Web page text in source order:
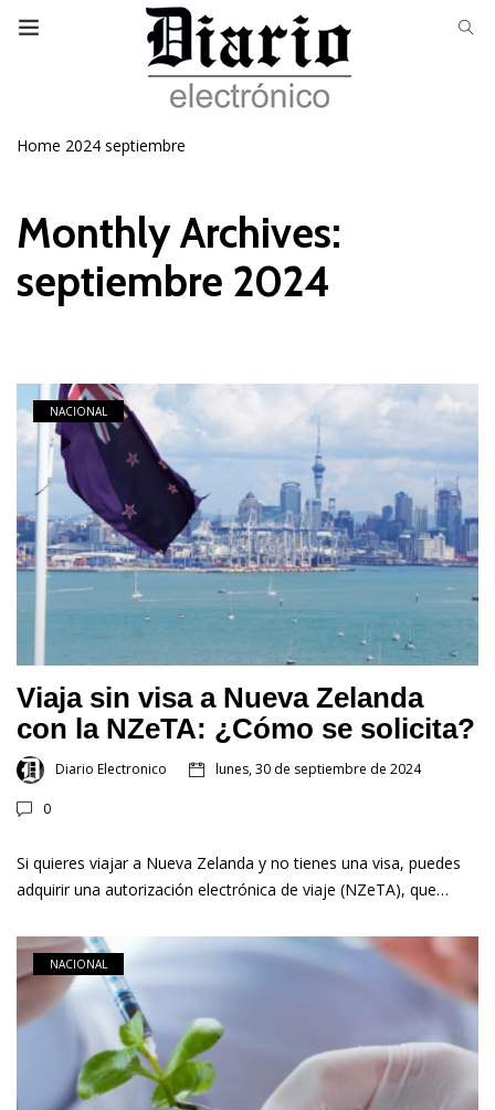
Home 2024 septiembre
Monthly Archives:
septiembre 2024
NACIONAL
Viaja sin visa a Nueva Zelanda
con la NZeTA: ¿Cómo se solicita?
Diario Electronico lunes, 30 de septiembre de 2024
0
Si quieres viajar a Nueva Zelanda y no tienes una visa, puedes
adquirir una autorización electrónica de viaje (NZeTA), que…
NACIONAL